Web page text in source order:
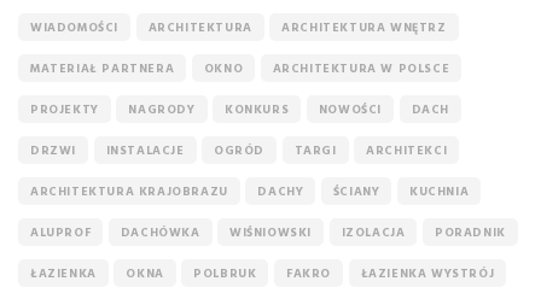
WIADOMOŚCI ARCHITEKTURA ARCHITEKTURA WNĘTRZ
MATERIAŁ PARTNERA OKNO ARCHITEKTURA W POLSCE
PROJEKTY NAGRODY KONKURS NOWOŚCI DACH
DRZWI INSTALACJE OGRÓD TARGI ARCHITEKCI
ARCHITEKTURA KRAJOBRAZU DACHY ŚCIANY KUCHNIA
ALUPROF DACHÓWKA WIŚNIOWSKI IZOLACJA PORADNIK
ŁAZIENKA OKNA POLBRUK FAKRO ŁAZIENKA WYSTRÓJ